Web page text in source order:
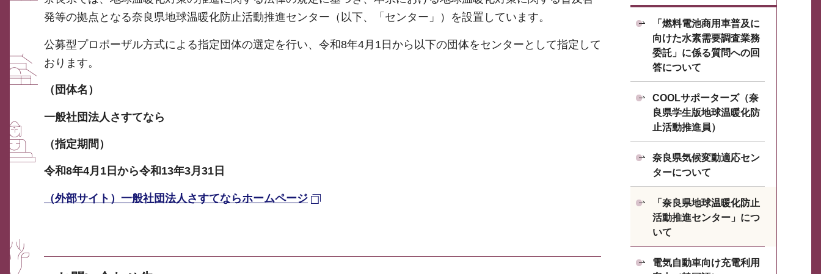
発等の拠点となる奈良県地球温暖化防止活動推進センター（以下、「センター」）を設置しています。
公募型プロポーザル方式による指定団体の選定を行い、令和8年4月1日から以下の団体をセンターとして指定して
おります。
（団体名）
一般社団法人さすてなら
（指定期間）
令和8年4月1日から令和13年3月31日
（外部サイト）一般社団法人さすてならホームページ
「燃料電池商用車普及に
向けた水素需要調査業務
委託」に係る質問への回
答について
COOLサポーターズ（奈
良県学生版地球温暖化防
止活動推進員）
奈良県気候変動適応セン
ターについて
「奈良県地球温暖化防止
活動推進センター」につ
いて
電気自動車向け充電利用